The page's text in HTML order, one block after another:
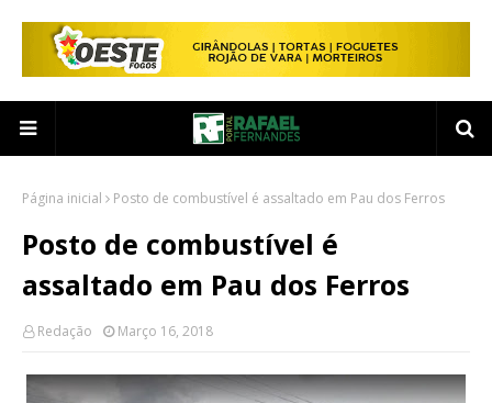
Página inicial Posto de combustível é assaltado em Pau dos Ferros
Posto de combustível é
assaltado em Pau dos Ferros
Redação Março 16, 2018